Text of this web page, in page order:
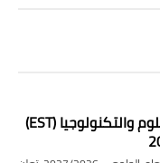
إعلان وظائف المصرية للعلوم والتكنولوجيا (EST)